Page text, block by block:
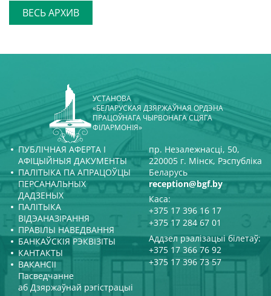
ВЕСЬ АРХИВ
УСТАНОВА
«БЕЛАРУСКАЯ ДЗЯРЖАЎНАЯ ОРДЭНА
ПРАЦОЎНАГА ЧЫРВОНАГА СЦЯГА
ФІЛАРМОНІЯ»
ПУБЛІЧНАЯ АФЕРТА І
АФІЦЫЙНЫЯ ДАКУМЕНТЫ
ПАЛІТЫКА ПА АПРАЦОЎЦЫ
ПЕРСАНАЛЬНЫХ
ДАДЗЕНЫХ
ПАЛІТЫКА
ВІДЭАНАЗІРАННЯ
ПРАВІЛЫ НАВЕДВАННЯ
БАНКАЎСКІЯ РЭКВІЗІТЫ
КАНТАКТЫ
ВАКАНСІІ
пр. Незалежнасці, 50,
220005 г. Мінск, Рэспубліка
Беларусь
reception@bgf.by
Каса:
+375 17 396 16 17
+375 17 284 67 01
Аддзел рэалізацыі білетаў:
+375 17 366 76 92
+375 17 396 73 57
Пасведчанне
аб Дзяржаўнай рэгістрацыі